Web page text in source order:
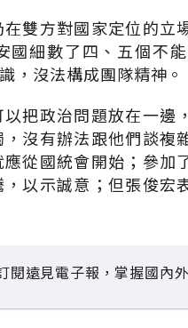
雙方對國家定位的立
國細數了四、五個不
，沒法構成團隊精神。
把政治問題放在一邊
沒有辦法跟他們談複
從國統會開始；參加
以示誠意；但張俊宏
閱遠見電子報，掌握國內